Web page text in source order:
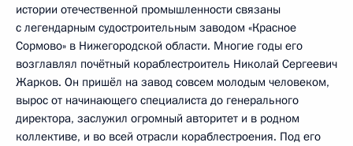
истории отечественной промышленности связаны
с легендарным судостроительным заводом «Красное
Сормово» в Нижегородской области. Многие годы его
возглавлял почётный кораблестроитель Николай Сергеевич
Жарков. Он пришёл на завод совсем молодым человеком,
вырос от начинающего специалиста до генерального
директора, заслужил огромный авторитет и в родном
коллективе, и во всей отрасли кораблестроения. Под его